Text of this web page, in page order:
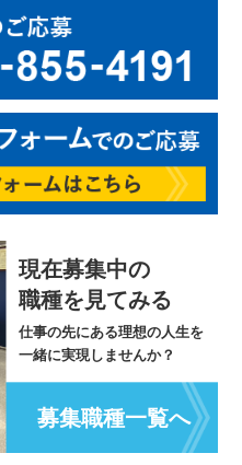
現在募集中の
職種を見てみる
仕事の先にある理想の人生を
一緒に実現しませんか？
募集職種一覧へ